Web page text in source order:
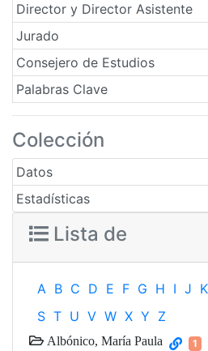
Director y Director Asistente
Jurado
Consejero de Estudios
Palabras Clave
Colección
Datos
Estadísticas
Lista de
A B C D E F G H I J K
S T U V W X Y Z
Albónico, María Paula 1